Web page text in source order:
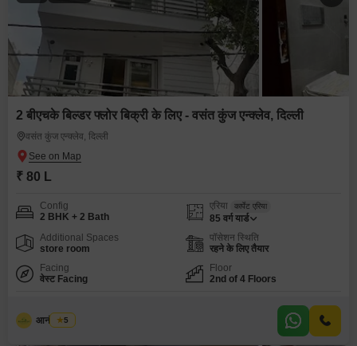
2 बीएचके बिल्डर फ्लोर बिक्री के लिए - वसंत कुंज एन्क्लेव, दिल्ली
वसंत कुंज एन्क्लेव, दिल्ली
₹ 80 L
Config
2 BHK + 2 Bath
एरिया कार्पेट एरिया
85 वर्ग यार्ड
Additional Spaces
store room
पॉसेशन स्थिति
रहने के लिए तैयार
Facing
वेस्ट Facing
Floor
2nd of 4 Floors
आनंद कुमार
5